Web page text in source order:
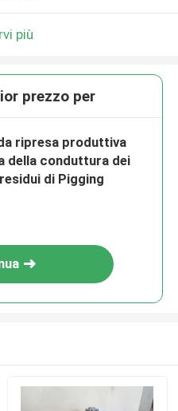
più
prezzo per
ripresa produttiva
della conduttura dei
di Pigging